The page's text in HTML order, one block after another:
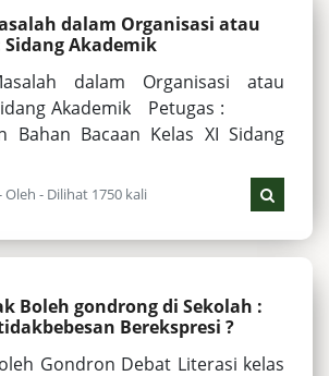
dalam Organisasi atau
Sidang Akademik
dalam Organisasi atau
Sidang Akademik Petugas :
Bahan Bacaan Kelas XI Sidang
Oleh - Dilihat 1750 kali
Boleh gondrong di Sekolah :
Berekspresi ?
Gondron Debat Literasi kelas